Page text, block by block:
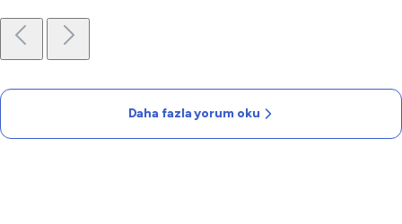
Daha fazla yorum oku